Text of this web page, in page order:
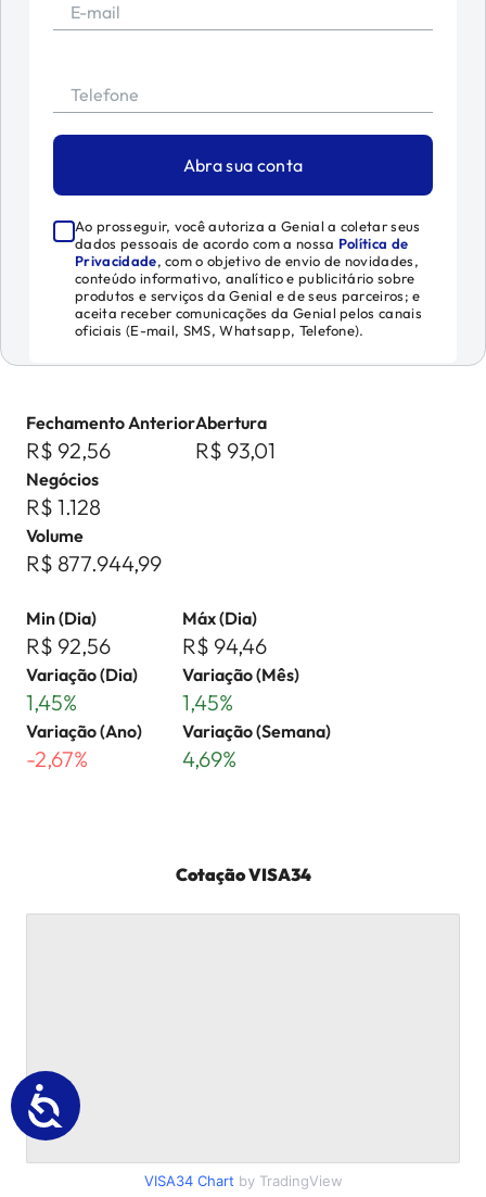
E-mail
Telefone
Abra sua conta
Ao prosseguir, você autoriza a Genial a coletar seus
dados pessoais de acordo com a nossa Política de
Privacidade, com o objetivo de envio de novidades,
conteúdo informativo, analítico e publicitário sobre
produtos e serviços da Genial e de seus parceiros; e
aceita receber comunicações da Genial pelos canais
oficiais (E-mail, SMS, Whatsapp, Telefone).
Fechamento Anterior
R$ 92,56
Abertura
R$ 93,01
Negócios
R$ 1.128
Volume
R$ 877.944,99
Min (Dia)
R$ 92,56
Máx (Dia)
R$ 94,46
Variação (Dia)
1,45%
Variação (Mês)
1,45%
Variação (Ano)
-2,67%
Variação (Semana)
4,69%
CotaçãoVISA34
VISA34Chart by TradingView